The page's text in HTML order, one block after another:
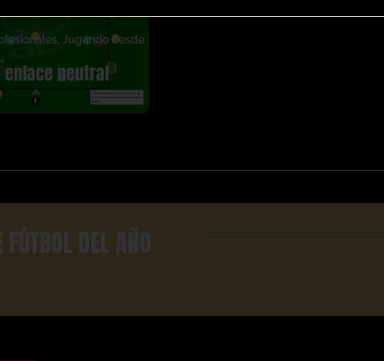
, Jugando desde
enlace neutral
DEL AÑO